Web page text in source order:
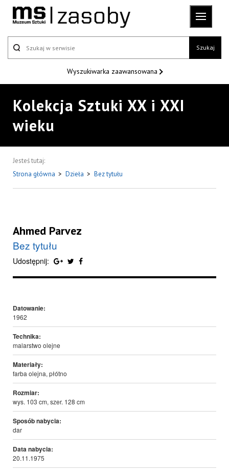
Szukaj
Wyszukiwarka zaawansowana
Kolekcja Sztuki XX i XXI
wieku
Jesteś tutaj:
Strona główna > Dzieła > Bez tytułu
Ahmed Parvez
Bez tytułu
Udostępnij:
Datowanie:
1962
Technika:
malarstwo olejne
Materiały:
farba olejna, płótno
Rozmiar:
wys. 103 cm, szer. 128 cm
Sposób nabycia:
dar
Data nabycia:
20.11.1975